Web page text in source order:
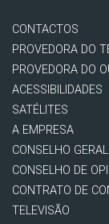
CONTACTOS
PROVEDORA DO
PROVEDORA DO
ACESSIBILIDADES
SATÉLITES
A EMPRESA
CONSELHO
CONSELHO DE
CONTRATO DE
TELEVISÃO